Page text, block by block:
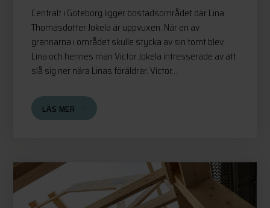
Centralt i Göteborg ligger bostadsområdet där Lina
Thomasdotter Jokela är uppvuxen. När en av
grannarna i området skulle stycka av sin tomt blev
Lina och hennes man Victor Jokela intresserade av att
slå sig ner nära Linas föräldrar. Victor...
LÄS MER